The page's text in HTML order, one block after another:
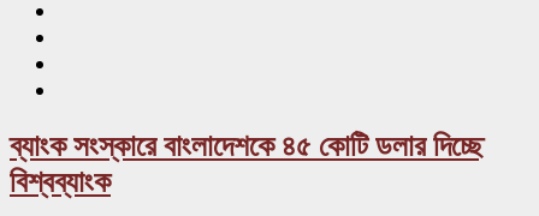
ব্যাংক সংস্কারে বাংলাদেশকে ৪৫ কোটি ডলার দিচ্ছে
বিশ্বব্যাংক